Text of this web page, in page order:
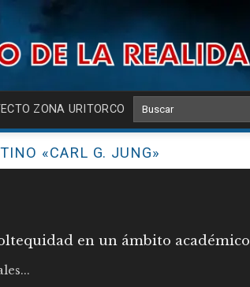
ZONA URITORCO
«CARL G. JUNG»
en un ámbito académico